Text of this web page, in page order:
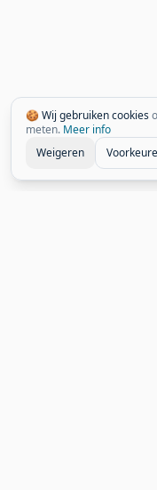
🍪 Wij gebruiken cookies
meten. Meer info
Weigeren